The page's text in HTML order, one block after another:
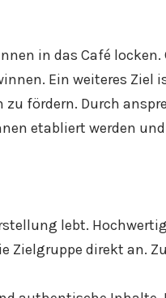
in das Café
Ein weiteres Ziel
fördern. Durch
etabliert werden
lebt.
Zielgruppe direkt an.